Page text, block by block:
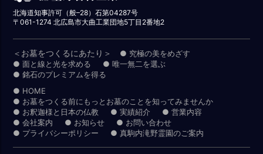
北海道知事許可（般–28）石第04287号
〒061-1274 北広島市大曲工業団地5丁目2番地2
＜お墓をつくるにあたり＞ ● 究極の美をめざす
● 面と線と光を求める
● 唯一無二を選ぶ
● 銘石のプレミアムを得る
● HOME
● お墓をつくる前にもっとお墓のことを知ってみませんか
● お釈迦様と日本の仏教
● 実績紹介
● 営業内容
● 会社案内
● お知らせ
● お問い合わせ
● プライバシーポリシー
● 真駒内滝野霊園のご案内